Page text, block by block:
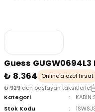
Guess
₺ 8.364
Online'a özel fırsat
₺ 929 den başlayan taksitlerle!
Kategori
KADIN
Stok Kodu